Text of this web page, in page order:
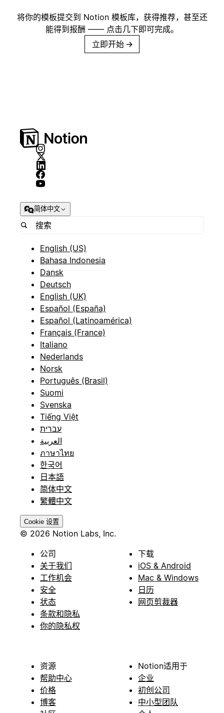
将你的模板提交到 Notion 模板库，获得推荐，甚至还
能得到报酬 —— 点击几下即可完成。
立即开始 →
简体中文
English (US)
Bahasa Indonesia
Dansk
Deutsch
English (UK)
Español (España)
Español (Latinoamérica)
Français (France)
Italiano
Nederlands
Norsk
Português (Brasil)
Suomi
Svenska
Tiếng Việt
עברית
العربية
ภาษาไทย
한국어
日本語
简体中文
繁體中文
Cookie 设置
© 2026 Notion Labs, Inc.
公司
关于我们
工作机会
安全
状态
条款和隐私
你的隐私权
下载
iOS & Android
Mac & Windows
日历
网页剪裁器
资源
帮助中心
价格
博客
Notion适用于
企业
初创公司
中小型团队